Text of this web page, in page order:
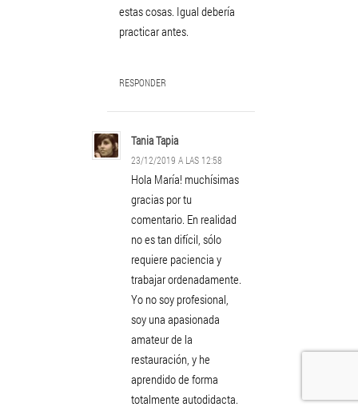
estas cosas. Igual debería
practicar antes.
RESPONDER
Tania Tapia
23/12/2019 A LAS 12:58
Hola María! muchísimas
gracias por tu
comentario. En realidad
no es tan difícil, sólo
requiere paciencia y
trabajar ordenadamente.
Yo no soy profesional,
soy una apasionada
amateur de la
restauración, y he
aprendido de forma
totalmente autodidacta.